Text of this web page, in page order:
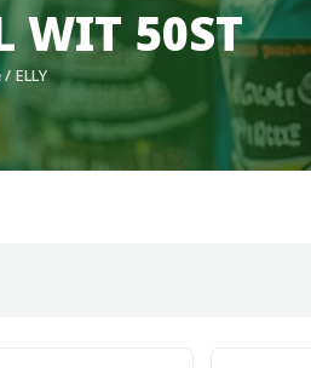
WIT 50ST
/ ELLY